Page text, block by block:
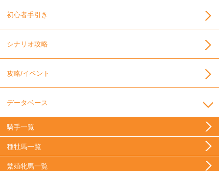
初心者手引き
シナリオ攻略
攻略/イベント
データベース
騎手一覧
種牡馬一覧
繁殖牝馬一覧